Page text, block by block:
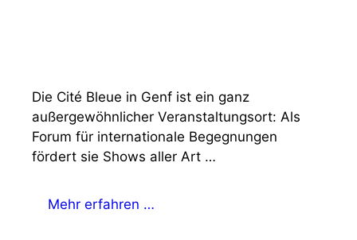
Die Cité Bleue in Genf ist ein ganz
außergewöhnlicher Veranstaltungsort: Als
Forum für internationale Begegnungen
fördert sie Shows aller Art …
Mehr erfahren …